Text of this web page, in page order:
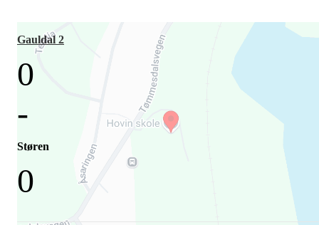
Gauldal 2
0
-
Støren
0